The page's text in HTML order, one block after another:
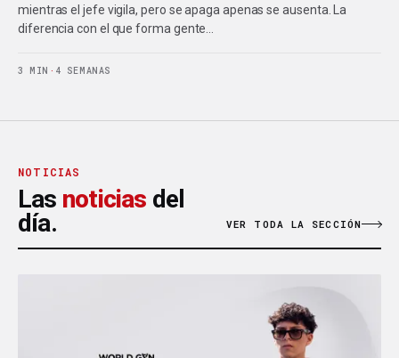
mientras el jefe vigila, pero se apaga apenas se ausenta. La
diferencia con el que forma gente…
3 MIN · 4 SEMANAS
NOTICIAS
Las noticias del
día.
VER TODA LA SECCIÓN